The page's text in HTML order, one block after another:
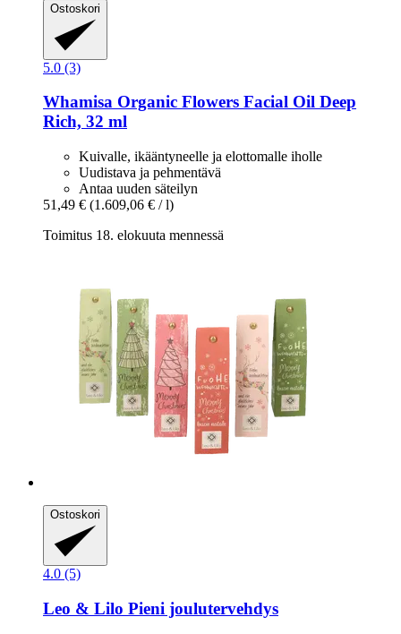
Ostoskori
5.0 (3)
Whamisa Organic Flowers Facial Oil Deep
Rich, 32 ml
Kuivalle, ikääntyneelle ja elottomalle iholle
Uudistava ja pehmentävä
Antaa uuden säteilyn
51,49 € (1.609,06 € / l)
Toimitus 18. elokuuta mennessä
Ostoskori
4.0 (5)
Leo & Lilo Pieni joulutervehdys